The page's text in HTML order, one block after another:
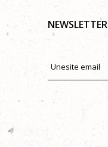
NEWSLETTER